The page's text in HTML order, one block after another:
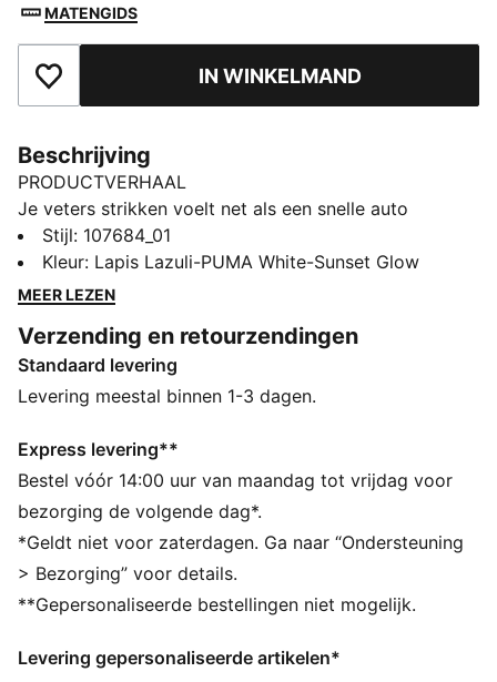
MATENGIDS
Toegevoegd aan favorietenIN WINKELMAND
Beschrijving
PRODUCTVERHAAL
Je veters strikken voelt net als een snelle auto
instappen. Speel op volle toeren. Met ULTRA 5
CARBON krijg je de snelheid en het gevoel van een
nauwkeurig afgestelde machine aan je voeten. Ze zijn
buitenzool van koolstofvezel, waardoor ze
veerkrachtiger zijn dan de vorige generatie ULTRA. De
schoenen zijn ook uitgerust met onze FastTrax-
aftrap naar de achterkant van het net te brengen dan
dat je kunt zeggen: Lichten uit.
ALLE INS EN OUTS
ACCELERATIE: De SPEEDSYSTEM carbon buitenzool
combineert veerkrachtig koolstofvezelmateriaal, voor
snelle voortstuwing, met een innovatieve plaatsing en
oriëntatie van noppen voor snellere acceleratie.
inzichten uit academisch onderzoek en tractiestudies
Stijl: 107684_01
Kleur: Lapis Lazuli-PUMA White-Sunset Glow
MEER LEZEN
Verzending en retourzendingen
Standaard levering
Levering meestal binnen 1-3 dagen.
Express levering**
Bestel vóór 14:00 uur van maandag tot vrijdag voor
bezorging de volgende dag*.
*Geldt niet voor zaterdagen. Ga naar “Ondersteuning
> Bezorging” voor details.
**Gepersonaliseerde bestellingen niet mogelijk.
Levering gepersonaliseerde artikelen*